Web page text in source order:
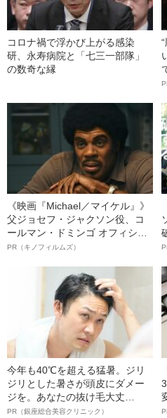
コロナ禍で浮かび上がる感染
研、永寿病院と「七三一部隊」
の数奇な縁
《映画『Michael／マイケル』》
父ジョセフ・ジャクソン役、コ
ールマン・ドミンゴ オフィシャ
ルインタビュー“観客を魅了した
語る”《日本興収70億円突破》
PR（キノフィルムズ）
今年も40℃を超える猛暑。ジリ
ジリとした暑さが頭皮にダメー
ジを。あなたの抜け毛大丈
夫！？
PR（銀座総合美容クリニック）